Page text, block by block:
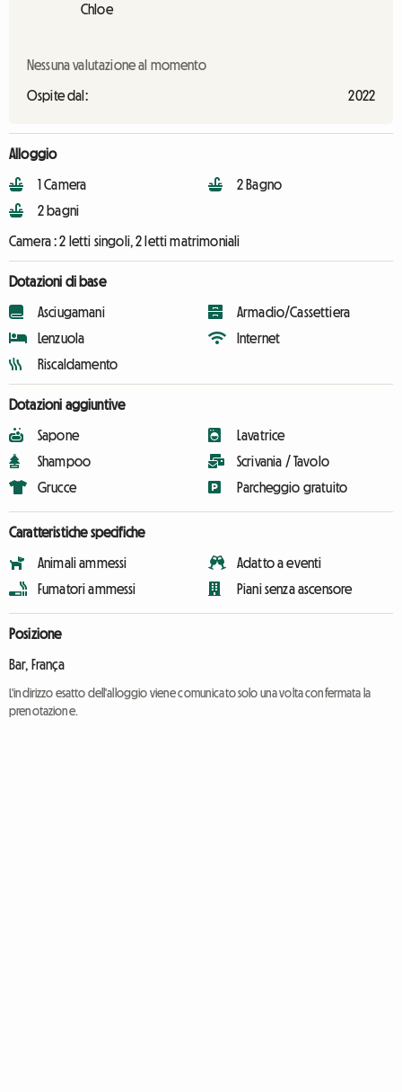
Chloe
Nessuna valutazione al momento
Ospite dal: 2022
Alloggio
1 Camera
2 bagni
2 Bagno
Camera :2 letti singoli, 2 letti matrimoniali
Dotazioni di base
Asciugamani
Lenzuola
Riscaldamento
Armadio/Cassettiera
Internet
Dotazioni aggiuntive
Sapone
Shampoo
Grucce
Lavatrice
Scrivania / Tavolo
Parcheggio gratuito
Caratteristiche specifiche
Animali ammessi
Fumatori ammessi
Adatto a eventi
Piani senza ascensore
Posizione
Bar, França
L'indirizzo esatto dell'alloggio viene comunicato solo una volta confermata la
prenotazione.